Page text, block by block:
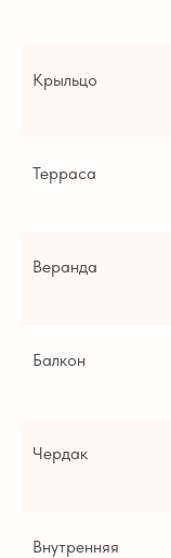
Крыльцо
Терраса
Веранда
Балкон
Чердак
Внутренняя